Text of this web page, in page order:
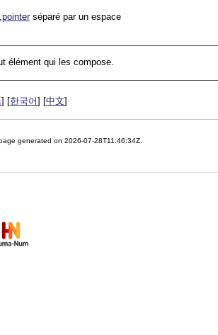
séparé par un espace
élément qui les compose.
] [한국어] [中文]
page generated on 2026-07-28T11:46:34Z.